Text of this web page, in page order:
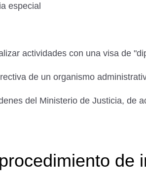
especial
actividades con una visa de
de un organismo
del Ministerio de Justicia, de
de